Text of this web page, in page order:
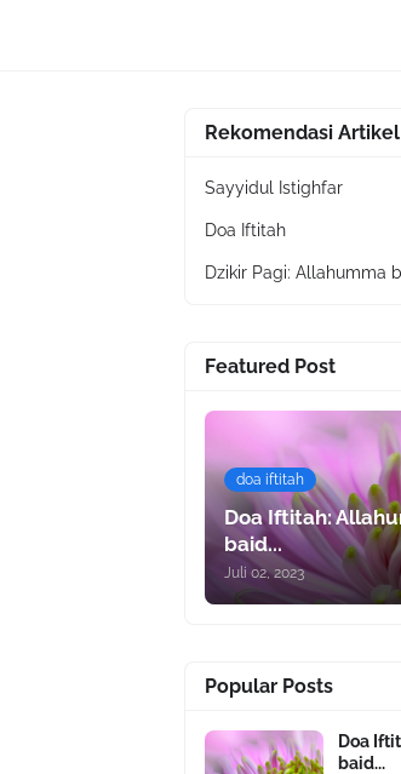
Rekomendasi Artikel
Sayyidul Istighfar
Doa Iftitah
Dzikir Pagi: Allahumma
Featured Post
doa iftitah
Doa Iftitah:
baid...
Juli 02, 2023
Popular Posts
Doa
baid...